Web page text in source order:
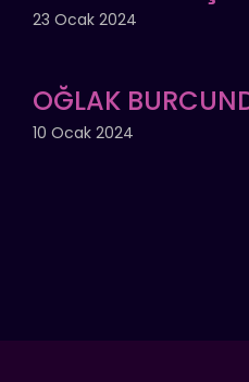
23 Ocak 2024
OĞLAK
10 Ocak 2024